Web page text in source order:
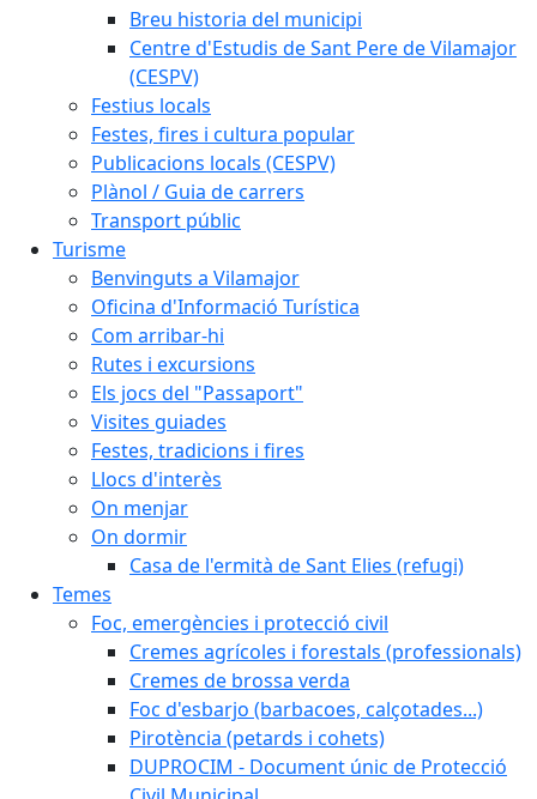
Breu historia del municipi
Centre d'Estudis de Sant Pere de Vilamajor
(CESPV)
Festius locals
Festes, fires i cultura popular
Publicacions locals (CESPV)
Plànol / Guia de carrers
Transport públic
Turisme
Benvinguts a Vilamajor
Oficina d'Informació Turística
Com arribar-hi
Rutes i excursions
Els jocs del "Passaport"
Visites guiades
Festes, tradicions i fires
Llocs d'interès
On menjar
On dormir
Casa de l'ermità de Sant Elies (refugi)
Temes
Foc, emergències i protecció civil
Cremes agrícoles i forestals (professionals)
Cremes de brossa verda
Foc d'esbarjo (barbacoes, calçotades...)
Pirotència (petards i cohets)
DUPROCIM - Document únic de Protecció